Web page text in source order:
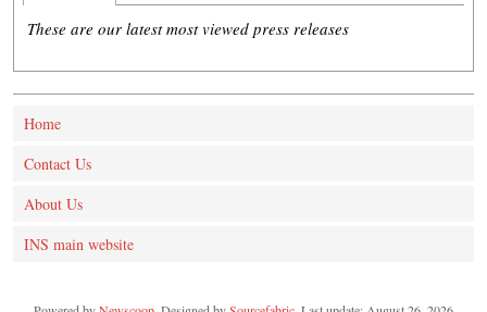
These are our latest most viewed press releases
Home
Contact Us
About Us
INS main website